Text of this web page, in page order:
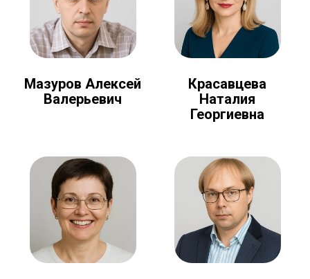
Мазуров Алексей
Валерьевич
Красавцева
Наталия
Георгиевна